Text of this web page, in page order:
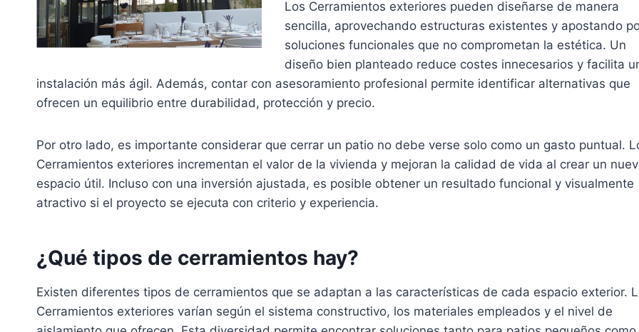
Los Cerramientos exteriores pueden diseñarse de manera
sencilla, aprovechando estructuras existentes y apostando
soluciones funcionales que no comprometan la estética. Un
diseño bien planteado reduce costes innecesarios y facilita
instalación más ágil. Además, contar con asesoramiento profesional permite identificar alternativas que
ofrecen un equilibrio entre durabilidad, protección y precio.
Por otro lado, es importante considerar que cerrar un patio no debe verse solo como un gasto puntual.
Cerramientos exteriores incrementan el valor de la vivienda y mejoran la calidad de vida al crear un
espacio útil. Incluso con una inversión ajustada, es posible obtener un resultado funcional y visualmente
atractivo si el proyecto se ejecuta con criterio y experiencia.
¿Qué tipos de cerramientos hay?
Existen diferentes tipos de cerramientos que se adaptan a las características de cada espacio exterior.
Cerramientos exteriores varían según el sistema constructivo, los materiales empleados y el nivel de